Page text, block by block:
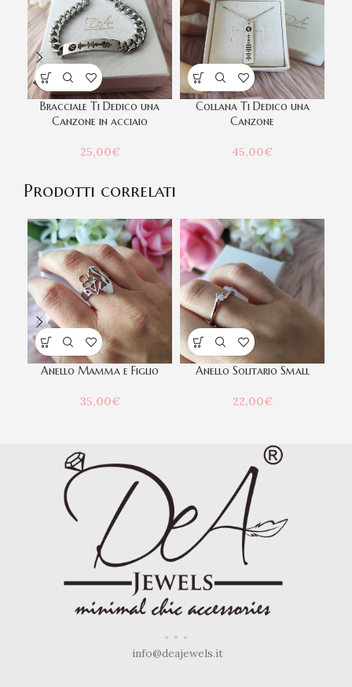
Bracciale Ti Dedico una
Canzone in acciaio
25,00€
Collana Ti Dedico una
Canzone
45,00€
Prodotti correlati
Anello Mamma e Figlio
35,00€
Anello Solitario Small
22,00€
info@deajewels.it